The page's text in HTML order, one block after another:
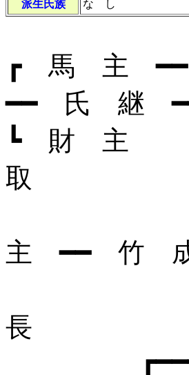
派生氏族
な し
┏ 馬 主
━━ 氏 継
┗ 財
取
主 ━━ 竹
長